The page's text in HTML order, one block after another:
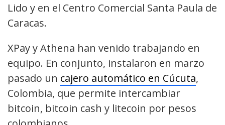
Lido y en el Centro Comercial Santa Paula de
Caracas.
XPay y Athena han venido trabajando en
equipo. En conjunto, instalaron en marzo
pasado un cajero automático en Cúcuta,
Colombia, que permite intercambiar
bitcoin, bitcoin cash y litecoin por pesos